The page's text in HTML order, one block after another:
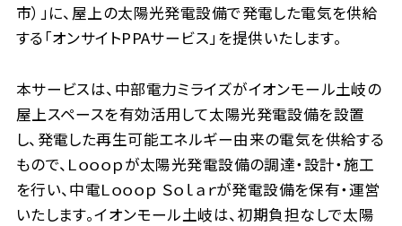
市）」に、屋上の太陽光発電設備で発電した電気を供給
する「オンサイトPPAサービス」を提供いたします。
本サービスは、中部電力ミライズがイオンモール土岐の
屋上スペースを有効活用して太陽光発電設備を設置
し、発電した再生可能エネルギー由来の電気を供給する
もので、Ｌｏｏｏｐが太陽光発電設備の調達・設計・施工
を行い、中電Ｌｏｏｏｐ Ｓｏｌａｒが発電設備を保有・運営
いたします。イオンモール土岐は、初期負担なしで太陽